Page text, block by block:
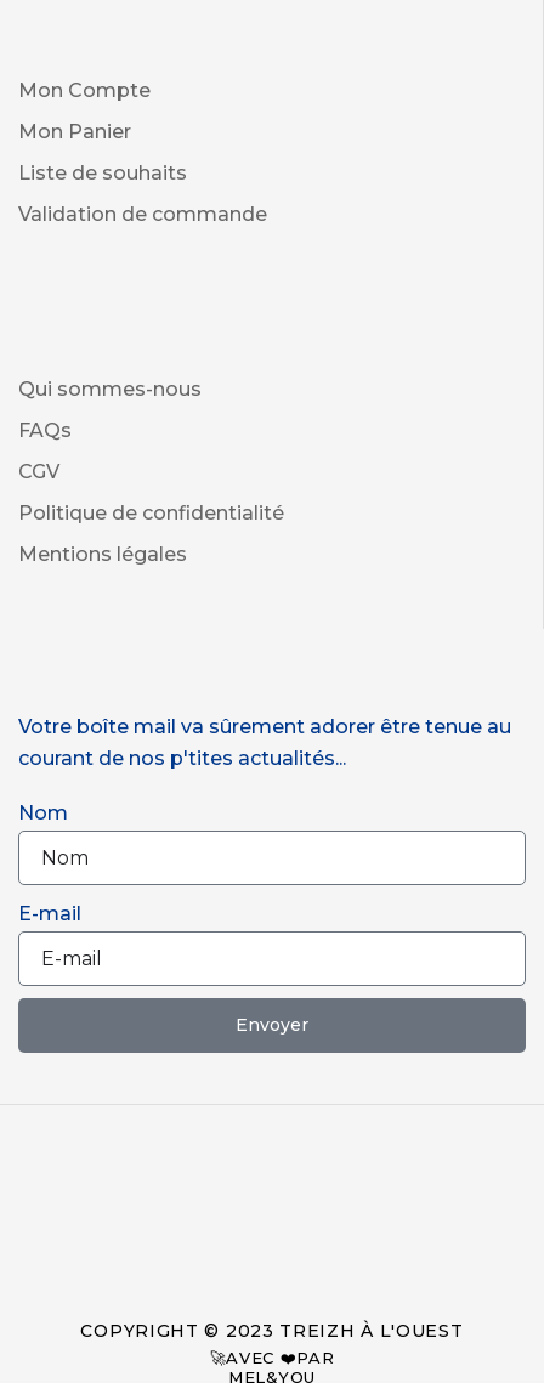
Mon Compte
Mon Panier
Liste de souhaits
Validation de commande
Qui sommes-nous
FAQs
CGV
Politique de confidentialité
Mentions légales
Votre boîte mail va sûrement adorer être tenue au
courant de nos p'tites actualités...
Nom
E-mail
Envoyer
COPYRIGHT © 2023 TREIZH À L'OUEST
🚀AVEC ❤️PAR
MEL&YOU